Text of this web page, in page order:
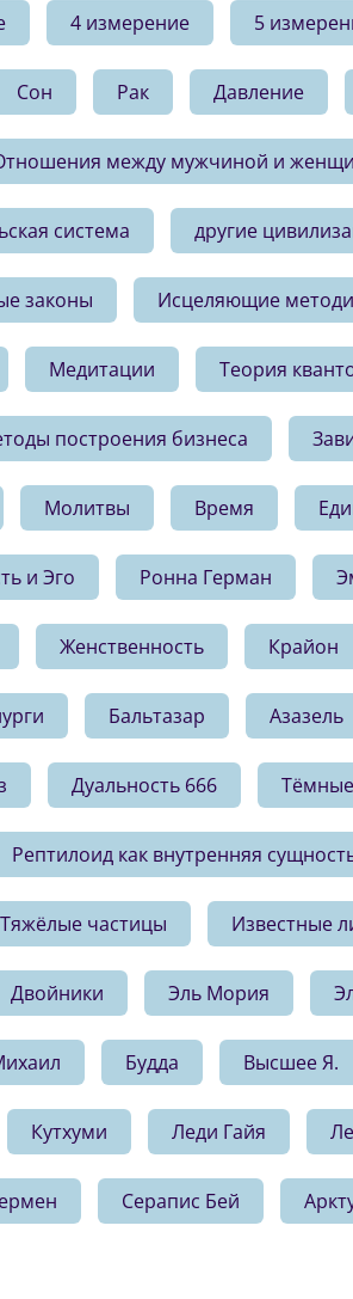
4 измерение 5
Сон Рак Давление
между мужчиной и
система другие
законы Исцеляющие
Медитации Теория
построения бизнеса
Молитвы Время
и Эго Ронна Герман
Женственность Крайон
Бальтазар Азазель
Дуальность 666
Рептилоид как внутренняя
Тяжёлые частицы Известные
Двойники Эль Мория
Будда Высшее Я.
Кутхуми Леди Гайя
Серапис Бей